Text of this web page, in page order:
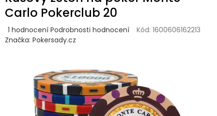
Carlo Pokerclub 20
Průměrné
hodnocení
hvězdiček.
1 hodnocení Podrobnosti hodnocení Kód: 1600606162213
Značka: Pokersady.cz